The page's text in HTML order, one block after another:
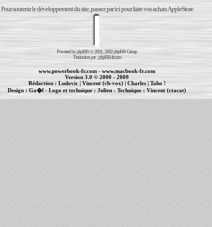
Pour soutenir le développement du site, passez par ici pour faire vos achats AppleStore
Powered byphpBB© 2001, 2002 phpBB Group
Traduction par :phpBB-fr.com
www.powerbook-fr.com - www.macbook-fr.com
Version 3.0 © 2000 - 2009
Rédaction : Ludovic|Vincent (ch-vox)| Charles|Taho !
Design :Ga�l - Logo et technique : Julien - Technique :Vincent (ctacat)
| | cr�ation de sites Internet